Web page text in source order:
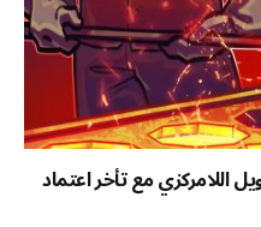
اللامركزي مع تأخر اعتماد